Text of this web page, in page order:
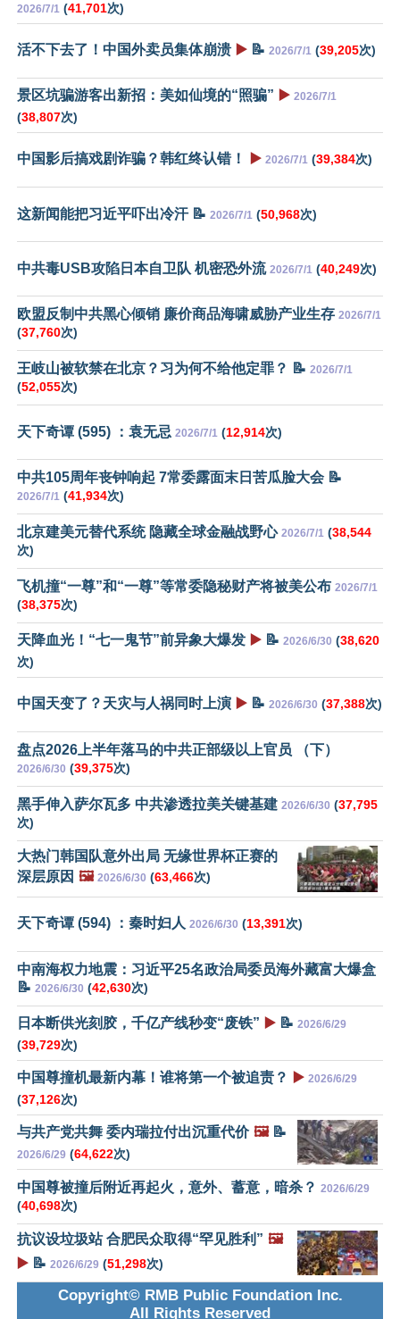
2026/7/1 (41,701次)
活不下去了！中国外卖员集体崩溃 ▶️ 📝 2026/7/1 (39,205次)
景区坑骗游客出新招：美如仙境的“照骗” ▶️ 2026/7/1
(38,807次)
中国影后搞戏剧诈骗？韩红终认错！ ▶️ 2026/7/1 (39,384次)
这新闻能把习近平吓出冷汗 📝 2026/7/1 (50,968次)
中共毒USB攻陷日本自卫队 机密恐外流 2026/7/1 (40,249次)
欧盟反制中共黑心倾销 廉价商品海啸威胁产业生存 2026/7/1
(37,760次)
王岐山被软禁在北京？习为何不给他定罪？ 📝 2026/7/1
(52,055次)
天下奇谭 (595) ：袁无忌 2026/7/1 (12,914次)
中共105周年丧钟响起 7常委露面末日苦瓜脸大会 📝
2026/7/1 (41,934次)
北京建美元替代系统 隐藏全球金融战野心 2026/7/1 (38,544
次)
飞机撞“一尊”和“一尊”等常委隐秘财产将被美公布 2026/7/1
(38,375次)
天降血光！“七一鬼节”前异象大爆发 ▶️ 📝 2026/6/30 (38,620
次)
中国天变了？天灾与人祸同时上演 ▶️ 📝 2026/6/30 (37,388次)
盘点2026上半年落马的中共正部级以上官员 （下）
2026/6/30 (39,375次)
黑手伸入萨尔瓦多 中共渗透拉美关键基建 2026/6/30 (37,795
次)
大热门韩国队意外出局 无缘世界杯正赛的
深层原因 🖼️ 2026/6/30 (63,466次)
天下奇谭 (594) ：秦时妇人 2026/6/30 (13,391次)
中南海权力地震：习近平25名政治局委员海外藏富大爆盒
📝 2026/6/30 (42,630次)
日本断供光刻胶，千亿产线秒变“废铁” ▶️ 📝 2026/6/29
(39,729次)
中国尊撞机最新内幕！谁将第一个被追责？ ▶️ 2026/6/29
(37,126次)
与共产党共舞 委内瑞拉付出沉重代价 🖼️📝
2026/6/29 (64,622次)
中国尊被撞后附近再起火，意外、蓄意，暗杀？ 2026/6/29
(40,698次)
抗议设垃圾站 合肥民众取得“罕见胜利” 🖼️
▶️ 📝 2026/6/29 (51,298次)
Copyright© RMB Public Foundation Inc.
All Rights Reserved